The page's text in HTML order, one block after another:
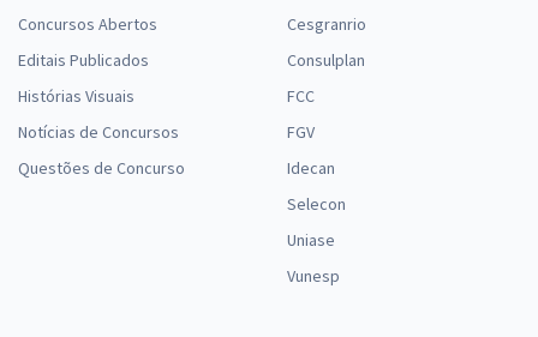
Concursos Abertos
Editais Publicados
Histórias Visuais
Notícias de Concursos
Questões de Concurso
Cesgranrio
Consulplan
FCC
FGV
Idecan
Selecon
Uniase
Vunesp